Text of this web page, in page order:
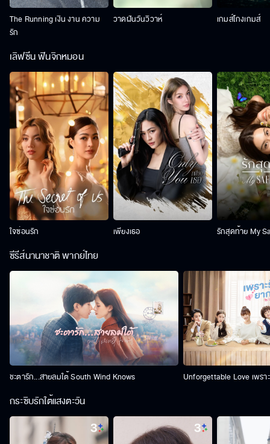
The Running เงิน งาน ความ
รัก
วาดฝันวันวิวาห์ เกมส์โกงเกมส์
เลิฟซีน ฟินจิกหมอน
ใจซ่อนรัก เพียงเธอ รักสุดท้าย My
ซีรีส์นานาชาติ พากย์ไทย
ชะตารัก...สายลมใต้ South Wind Knows Unforgettable Love เพรา
กระซิบรักใต้แสงตะวัน